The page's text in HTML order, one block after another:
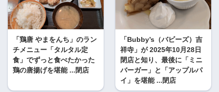
「鶏唐 やまをんち」のラン
チメニュー「タルタル定
食」でずっと食べたかった
鶏の唐揚げを堪能 ...閉店
「Bubby’s（バビーズ）吉
祥寺」が 2025年10月28日
閉店と知り、最後に「ミニ
バーガー」と「アップルパ
イ」を堪能 ...閉店